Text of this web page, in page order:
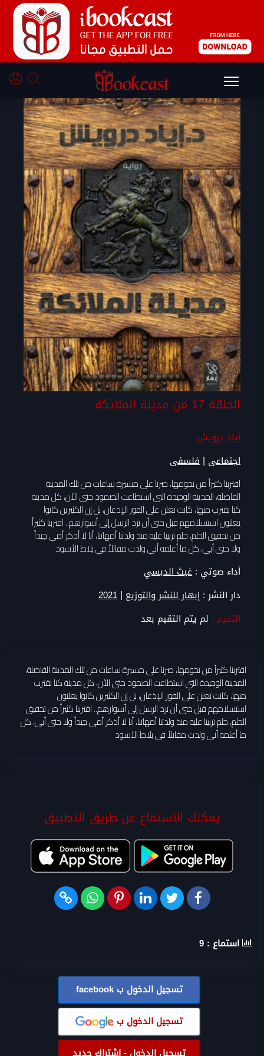
الحلقة 17 من مدينة الملائكة
إياد درويش
اجتماعى |فلسفى
اقتربنا كثيراً من تخومها، صرنا على مسيرة ساعات من تلك المدينة
الفاضلة، المدينة الوحيدة التي استطاعت الصمود حتى الآن، كل مدينة
كنا نقترب منها، كانت تعلن على الفور الإذعان، بل إن الكثيرين كانوا
يعلنون استسلامهم قبل حتى أن ترد الرسل إلى أسوارهم.. اقتربنا كثيراً
من تحقيق الحلم، حلم تربينا عليه منذ ولدتنا أمهاتنا، أنا لا أذكر أمي جيداً
ولا حتى أبي، كل ما أعلمه أني ولدت مقاتلاً في بلاط الأسود
أداء صوتي :غيث الدبسي
دار النشر : إبهار للنشر والتوزيع |
2021
التقيم : لم يتم التقيم بعد
اقتربنا كثيراً من تخومها، صرنا على مسيرة ساعات من تلك المدينة الفاضلة،
المدينة الوحيدة التي استطاعت الصمود حتى الآن، كل مدينة كنا نقترب
منها، كانت تعلن على الفور الإذعان، بل إن الكثيرين كانوا يعلنون
استسلامهم قبل حتى أن ترد الرسل إلى أسوارهم.. اقتربنا كثيراً من تحقيق
الحلم، حلم تربينا عليه منذ ولدتنا أمهاتنا، أنا لا أذكر أمي جيداً ولا حتى أبي، كل
ما أعلمه أني ولدت مقاتلاً في بلاط الأسود
يمكنك الاستماع عن طريق التطبيق
استماع : 9
تسجيل الدخول بfacebook
تسجيل الدخول ب